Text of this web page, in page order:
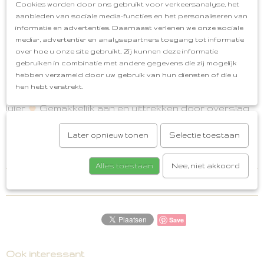
Combineer deze leuke romper met de bijpassende
slofjes, swaddles, krabwantjes en babymutjes en
creëer het ideale cadeaupakket of maak je eigen
babyuitzet compleet!
Overslagromper
Kleur: Peppermint (groen)
Materiaal: 100% gebreid katoen
Ademend en Zacht
Lange mouwen
luier
Gemakkelijk aan en uittrekken door overslag
Babyshower, Geboorte of Babyuitzet
Gratis
cadeauservice
Afhalen in Oud-Beijerland
Vanaf
€50,00 gratis verzenden
Save
Ook interessant
Cookies worden door ons gebruikt voor verkeersanalyse, het
aanbieden van sociale media-functies en het personaliseren van
informatie en advertenties. Daarnaast verlenen we onze sociale
media-, advertentie- en analysepartners toegang tot informatie
over hoe u onze site gebruikt. Zij kunnen deze informatie
gebruiken in combinatie met andere gegevens die zij mogelijk
hebben verzameld door uw gebruik van hun diensten of die u
hen hebt verstrekt.
Later opnieuw tonen Selectie toestaan
Alles toestaan Nee, niet akkoord